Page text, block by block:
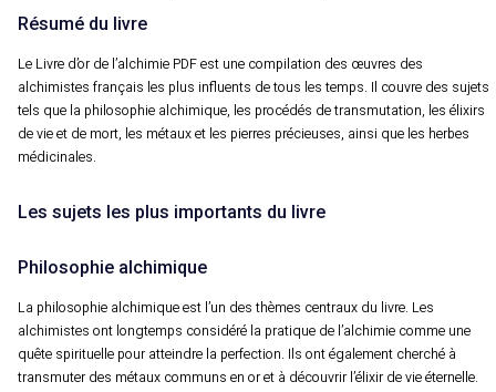
Résumé du livre
Le Livre d’or de l’alchimie PDF est une compilation des œuvres des
alchimistes français les plus influents de tous les temps. Il couvre des sujets
tels que la philosophie alchimique, les procédés de transmutation, les élixirs
de vie et de mort, les métaux et les pierres précieuses, ainsi que les herbes
médicinales.
Les sujets les plus importants du livre
Philosophie alchimique
La philosophie alchimique est l’un des thèmes centraux du livre. Les
alchimistes ont longtemps considéré la pratique de l’alchimie comme une
quête spirituelle pour atteindre la perfection. Ils ont également cherché à
transmuter des métaux communs en or et à découvrir l’élixir de vie éternelle.